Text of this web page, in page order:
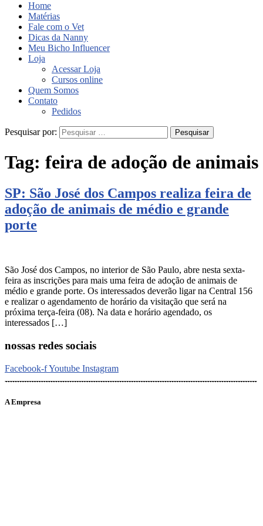
Home
Matérias
Fale com o Vet
Dicas da Nanny
Meu Bicho Influencer
Loja
Acessar Loja
Cursos online
Quem Somos
Contato
Pedidos
Pesquisar por:
Tag: feira de adoção de animais
SP: São José dos Campos realiza feira de
adoção de animais de médio e grande
porte
São José dos Campos, no interior de São Paulo, abre nesta sexta-
feira as inscrições para mais uma feira de adoção de animais de
médio e grande porte. Os interessados deverão ligar na Central 156
e realizar o agendamento de horário da visitação que será na
próxima terça-feira (08). Na data e horário agendado, os
interessados […]
nossas redes sociais
Facebook-fYoutube Instagram
A Empresa